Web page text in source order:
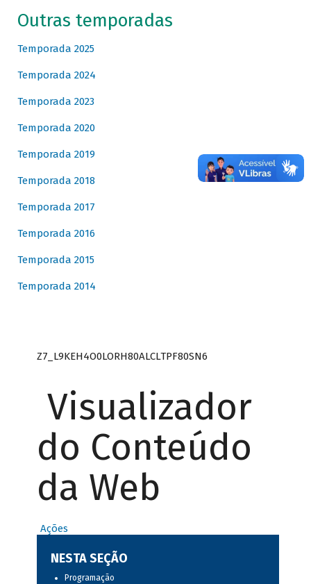
Outras temporadas
Temporada 2025
Temporada 2024
Temporada 2023
Temporada 2020
Temporada 2019
Temporada 2018
Temporada 2017
Temporada 2016
Temporada 2015
Temporada 2014
Z7_L9KEH4O0LORH80ALCLTPF80SN6
Visualizador
do Conteúdo
da Web
Ações
NESTA SEÇÃO
Programação